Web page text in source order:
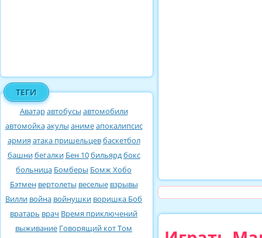
ТЕГИ
Аватаравтобусы автомобили
автомойкаакулы анимеапокалипсис
армия атака пришельцевбаскетбол
башнибегалки Бен 10бильярдбокс
больница Бомберы Бомж Хобо
Бэтмен вертолеты веселые взрывы
Вилли война войнушки воришка Боб
вратарь врач Время приключений
выживание Говорящий кот Том